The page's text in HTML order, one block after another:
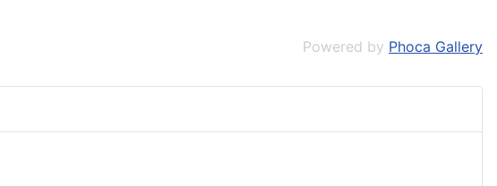
Powered by Phoca Gallery